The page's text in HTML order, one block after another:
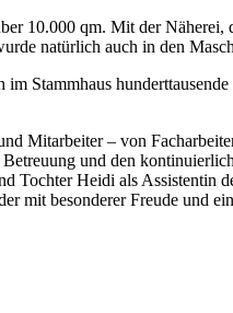
10.000 qm. Mit der
natürlich auch in den
Stammhaus
Mitarbeiter – von
und den
Tochter Heidi als Assistentin
mit besonderer Freude und